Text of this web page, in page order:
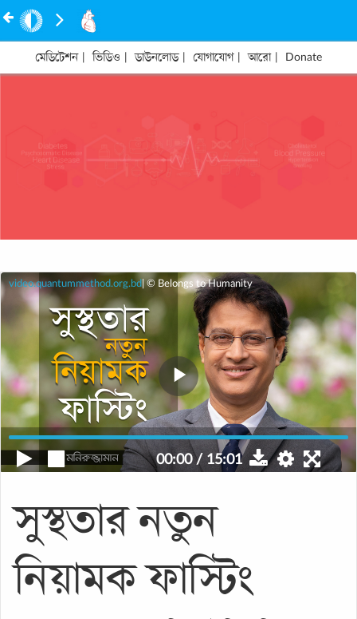
মেডিটেশন ভিডিও ডাউনলোড যোগাযোগ আরো Donate
video.quantummethod.org.bd| © Belongs to Humanity
00:00/ 15:01
সুস্থতার নতুন
নিয়ামক ফাস্টিং